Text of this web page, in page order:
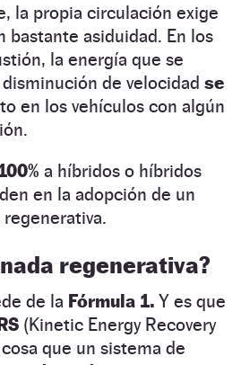
la propia circulación exige
bastante asiduidad. En los
la energía que se
de velocidad se
en los vehículos con algún
a híbridos o híbridos
en la adopción de un
regenerativa?
de la Fórmula 1. Y es que
(Kinetic Energy Recovery
que un sistema de